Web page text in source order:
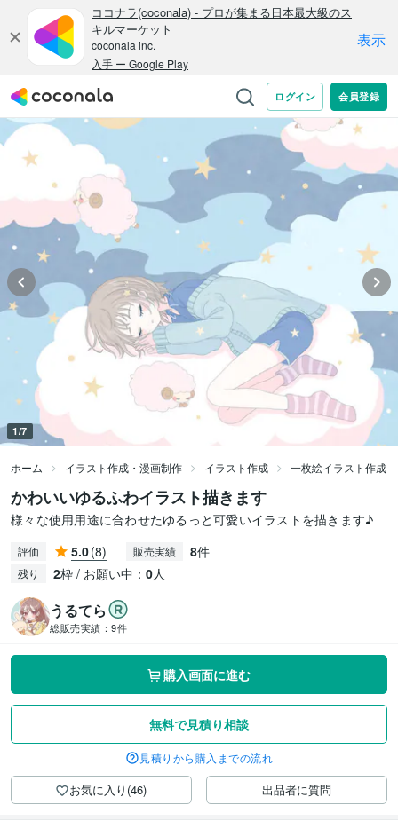
1/7
ホーム イラスト作成・漫画制作 イラスト作成 一枚絵イラスト作成
かわいいゆるふわイラスト描きます
様々な使用用途に合わせたゆるっと可愛いイラストを描きます♪
評価 5.0(8) 販売実績 8件
残り 2枠 / お願い中： 0人
うるてら
総販売実績： 9件
購入画面に進む
無料で見積り相談
見積りから購入までの流れ
お気に入り(46) 出品者に質問